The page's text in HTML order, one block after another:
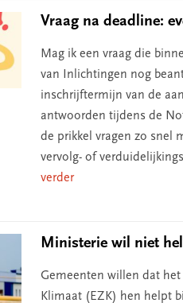
Vraag na deadline:
Mag ik een vraag die
van Inlichtingen nog
inschrijftermijn van de
antwoorden tijdens de
de prikkel vragen zo snel
vervolg- of
verder
Ministerie wil niet
Gemeenten willen dat
Klimaat (EZK) hen helpt